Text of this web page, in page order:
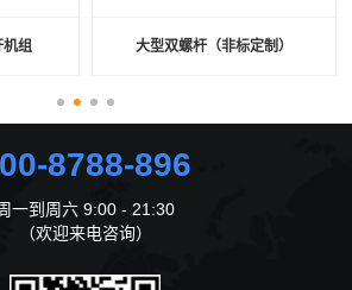
大型双螺杆（非标定制）
8788-896
一到周六 9:00 - 21:30
（欢迎来电咨询）